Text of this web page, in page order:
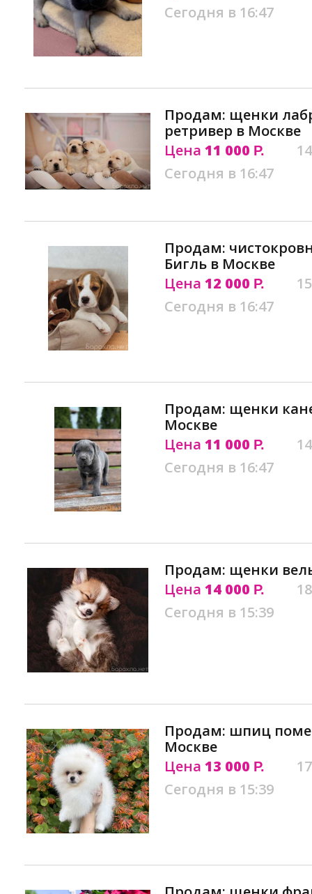
Сегодня в 16:47
Продам: щенки
ретривер в Москве
Цена 11 000 Р.
Сегодня в 16:47
Продам:
Бигль в Москве
Цена 12 000 Р.
Сегодня в 16:47
Продам: щенки
Москве
Цена 11 000 Р.
Сегодня в 16:47
Продам: щенки
Цена 14 000 Р.
Сегодня в 15:39
Продам: шпиц
Москве
Цена 13 000 Р.
Сегодня в 15:39